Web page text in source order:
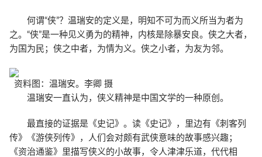
何谓“侠”？温瑞安的定义是，明知不可为而义所当为者为
之。“侠”是一种见义勇为的精神，内核是除暴安良。侠之大者，
为国为民；侠之中者，为情为义。侠之小者，为友为邻。
资料图：温瑞安。李卿 摄
温瑞安一直认为，侠义精神是中国文学的一种原创。
最直接的证据是《史记》。读《史记》，里边有《刺客列
传》《游侠列传》，人们会对颇有武侠意味的故事感兴趣；
《资治通鉴》里描写侠义的小故事，令人津津乐道，代代相